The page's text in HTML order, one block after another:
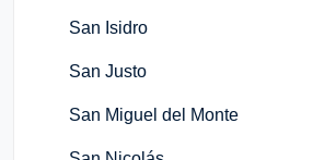
San Isidro
San Justo
San Miguel del Monte